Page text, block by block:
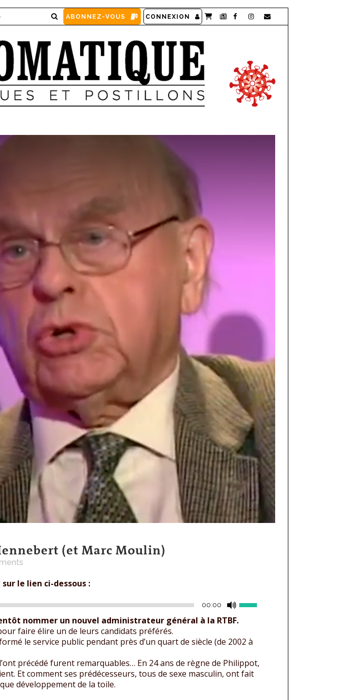
ABONNEZ-VOUS CONNEXION
(et Marc Moulin)
le lien ci-dessous :
00:00
Utilisez
augmenter
ou
nommer un nouvel administrateur général à la RTBF.
faire élire un de leurs candidats préférés.
le service public pendant près d’un quart de siècle (de 2002 à
précédé furent remarquables… En 24 ans de règne de Philippot,
Et comment ses prédécesseurs, tous de sexe masculin, ont fait
développement de la toile.